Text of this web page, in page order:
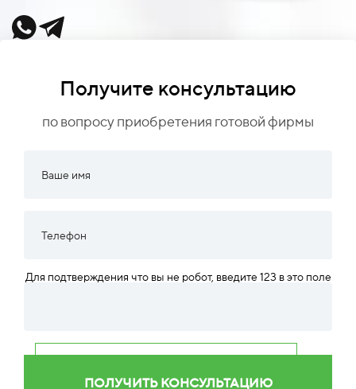
Получите консультацию
по вопросу приобретения готовой фирмы
Для подтверждения что вы не робот, введите 123 в это поле